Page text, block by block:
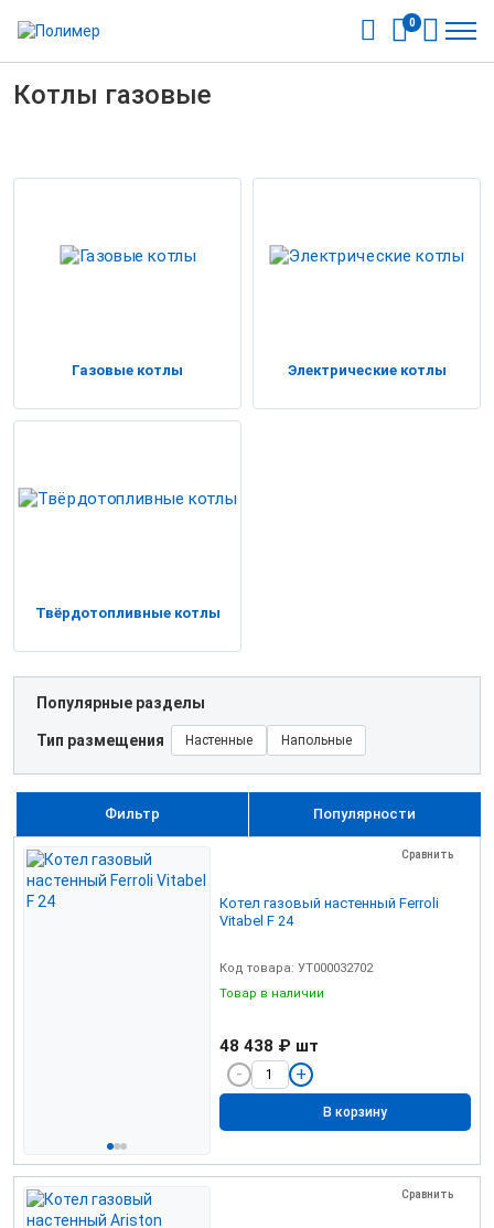
0
Котлы газовые
Газовые котлы Электрические котлы
Твёрдотопливные котлы
Популярные разделы
Тип размещения Настенные Напольные
Популярности
Фильтр
Сравнить
Котел газовый настенный Ferroli
Vitabel F 24
Код товара: УТ000032702
Товар в наличии
48 438 ₽ шт
В корзину
Сравнить